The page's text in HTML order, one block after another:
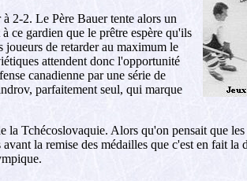
2-2. Le Père Bauer tente alors un
ce gardien que le prêtre espère qu'ils
joueurs de retarder au maximum le
attendent donc l'opportunité
canadienne par une série de
parfaitement seul, qui marque
Tchécoslovaquie. Alors qu'on pensait que
la remise des médailles que c'est en fait la